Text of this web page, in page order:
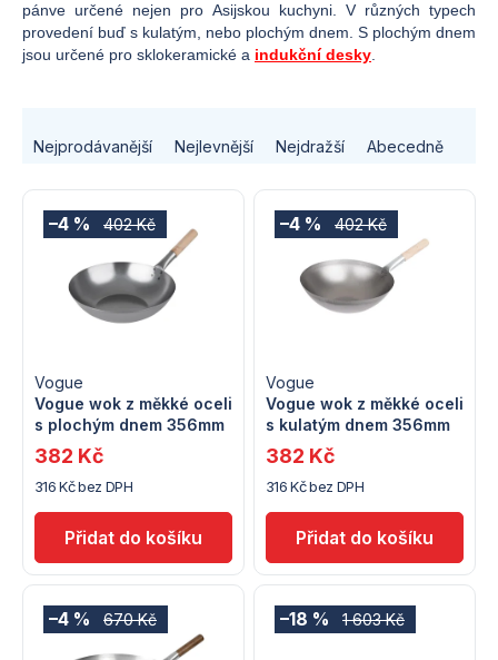
pánve určené nejen pro Asijskou kuchyni. V různých typech
provedení buď s kulatým, nebo plochým dnem. S plochým dnem
jsou určené pro sklokeramické a indukční desky.
p
o
u
Nejprodávanější Nejlevnější Nejdražší Abecedně
V
s
p
o
d
402 Kč
–4 %
Vogue wok z měkké oceli
s plochým dnem 356mm
Vogue
316 Kč bez DPH
382 Kč
402 Kč
–4 %
Vogue wok z měkké oceli
s kulatým dnem 356mm
Vogue
316 Kč bez DPH
382 Kč
670 Kč
–4 % 1 603 Kč
–18 %